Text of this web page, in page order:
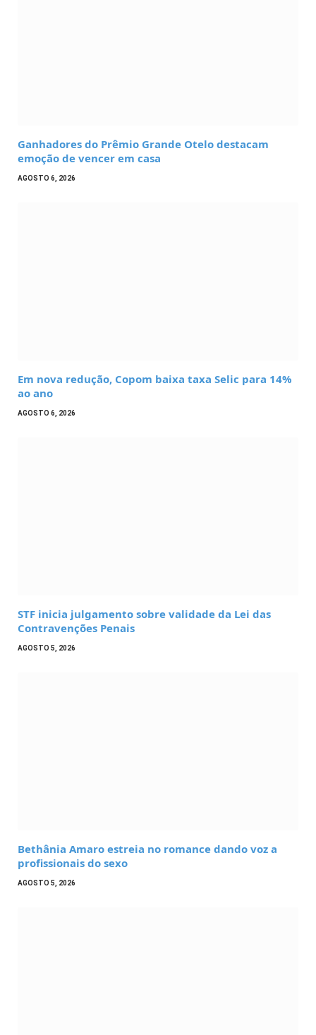
Ganhadores do Prêmio Grande Otelo destacam
emoção de vencer em casa
AGOSTO 6, 2026
Em nova redução, Copom baixa taxa Selic para 14%
ao ano
AGOSTO 6, 2026
STF inicia julgamento sobre validade da Lei das
Contravenções Penais
AGOSTO 5, 2026
Bethânia Amaro estreia no romance dando voz a
profissionais do sexo
AGOSTO 5, 2026